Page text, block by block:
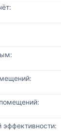
эффективности: